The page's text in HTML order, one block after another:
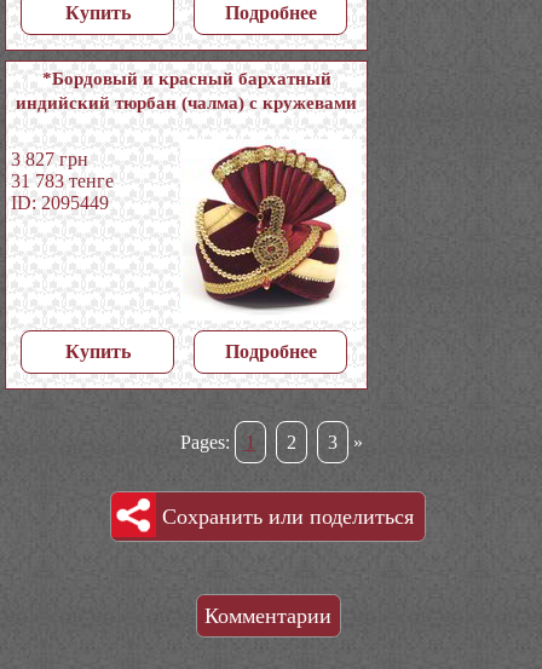
Купить Подробнее
*Бордовый и красный бархатный
индийский тюрбан (чалма) с кружевами
3 827 грн
31 783 тенге
ID: 2095449
Купить Подробнее
Pages: 1 2 3 »
Сохранить или поделиться
Комментарии